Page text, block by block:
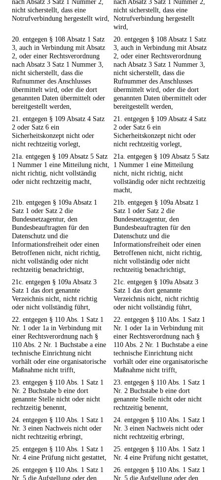
nach Absatz 3 Satz 1 Nummer 2,
nicht sicherstellt, dass eine
Notrufverbindung hergestellt wird,
nach Absatz 3 Satz 1 Nummer 2,
nicht sicherstellt, dass eine
Notrufverbindung hergestellt
wird,
20. entgegen § 108 Absatz 1 Satz
3, auch in Verbindung mit Absatz
2, oder einer Rechtsverordnung
nach Absatz 3 Satz 1 Nummer 3,
nicht sicherstellt, dass die
Rufnummer des Anschlusses
übermittelt wird, oder die dort
genannten Daten übermittelt oder
bereitgestellt werden,
20. entgegen § 108 Absatz 1 Satz
3, auch in Verbindung mit Absatz
2, oder einer Rechtsverordnung
nach Absatz 3 Satz 1 Nummer 3,
nicht sicherstellt, dass die
Rufnummer des Anschlusses
übermittelt wird, oder die dort
genannten Daten übermittelt oder
bereitgestellt werden,
21. entgegen § 109 Absatz 4 Satz
2 oder Satz 6 ein
Sicherheitskonzept nicht oder
nicht rechtzeitig vorlegt,
21. entgegen § 109 Absatz 4 Satz
2 oder Satz 6 ein
Sicherheitskonzept nicht oder
nicht rechtzeitig vorlegt,
21a. entgegen § 109 Absatz 5 Satz
1 Nummer 1 eine Mitteilung nicht,
nicht richtig, nicht vollständig
oder nicht rechtzeitig macht,
21a. entgegen § 109 Absatz 5 Satz
1 Nummer 1 eine Mitteilung
nicht, nicht richtig, nicht
vollständig oder nicht rechtzeitig
macht,
21b. entgegen § 109a Absatz 1
Satz 1 oder Satz 2 die
Bundesnetzagentur, den
Bundesbeauftragten für den
Datenschutz und die
Informationsfreiheit oder einen
Betroffenen nicht, nicht richtig,
nicht vollständig oder nicht
rechtzeitig benachrichtigt,
21b. entgegen § 109a Absatz 1
Satz 1 oder Satz 2 die
Bundesnetzagentur, den
Bundesbeauftragten für den
Datenschutz und die
Informationsfreiheit oder einen
Betroffenen nicht, nicht richtig,
nicht vollständig oder nicht
rechtzeitig benachrichtigt,
21c. entgegen § 109a Absatz 3
Satz 1 das dort genannte
Verzeichnis nicht, nicht richtig
oder nicht vollständig führt,
21c. entgegen § 109a Absatz 3
Satz 1 das dort genannte
Verzeichnis nicht, nicht richtig
oder nicht vollständig führt,
22. entgegen § 110 Abs. 1 Satz 1
Nr. 1 oder 1a in Verbindung mit
einer Rechtsverordnung nach §
110 Abs. 2 Nr. 1 Buchstabe a eine
technische Einrichtung nicht
vorhält oder eine organisatorische
Maßnahme nicht trifft,
22. entgegen § 110 Abs. 1 Satz 1
Nr. 1 oder 1a in Verbindung mit
einer Rechtsverordnung nach §
110 Abs. 2 Nr. 1 Buchstabe a eine
technische Einrichtung nicht
vorhält oder eine organisatorische
Maßnahme nicht trifft,
23. entgegen § 110 Abs. 1 Satz 1
Nr. 2 Buchstabe b eine dort
genannte Stelle nicht oder nicht
rechtzeitig benennt,
23. entgegen § 110 Abs. 1 Satz 1
Nr. 2 Buchstabe b eine dort
genannte Stelle nicht oder nicht
rechtzeitig benennt,
24. entgegen § 110 Abs. 1 Satz 1
Nr. 3 einen Nachweis nicht oder
nicht rechtzeitig erbringt,
24. entgegen § 110 Abs. 1 Satz 1
Nr. 3 einen Nachweis nicht oder
nicht rechtzeitig erbringt,
25. entgegen § 110 Abs. 1 Satz 1
Nr. 4 eine Prüfung nicht gestattet,
25. entgegen § 110 Abs. 1 Satz 1
Nr. 4 eine Prüfung nicht gestattet,
26. entgegen § 110 Abs. 1 Satz 1
Nr. 5 die Aufstellung oder den
26. entgegen § 110 Abs. 1 Satz 1
Nr. 5 die Aufstellung oder den